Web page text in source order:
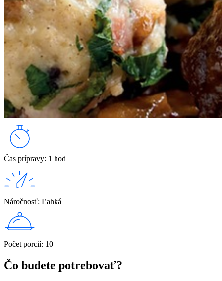
Čas prípravy: 1 hod
Náročnosť: Ľahká
Počet porcií: 10
Čo budete potrebovať?